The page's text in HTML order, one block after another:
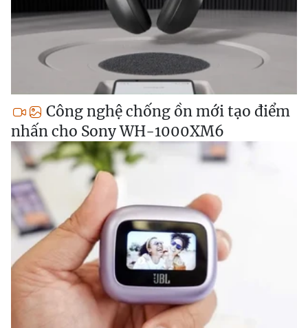
Công nghệ chống ồn mới tạo điểm
nhấn cho Sony WH-1000XM6